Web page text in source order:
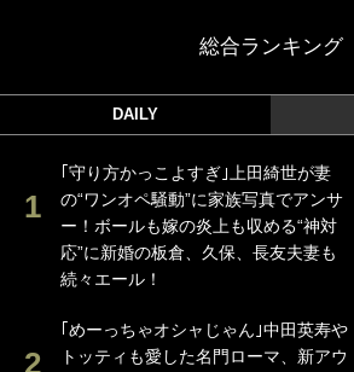
総合ランキング
DAILY
｢守り方かっこよすぎ｣上田綺世が妻
の“ワンオペ騒動”に家族写真でアンサ
ー！ボールも嫁の炎上も収める“神対
応”に新婚の板倉、久保、長友夫妻も
続々エール！
｢めーっちゃオシャじゃん｣中田英寿や
トッティも愛した名門ローマ、新アウ